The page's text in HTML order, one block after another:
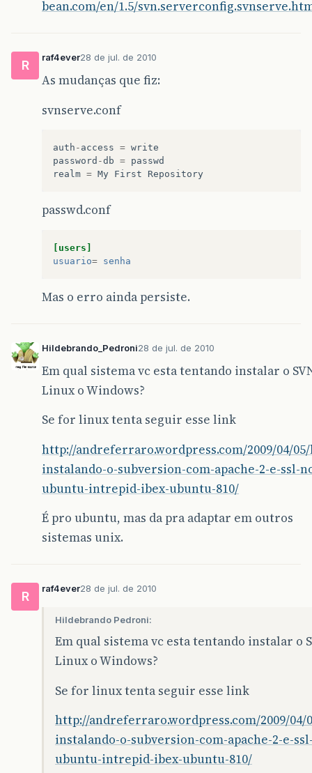
bean.com/en/1.5/
R
raf4ever28 de jul. de 2010
As mudanças que fiz:
svnserve.conf
auth - access = write
password -db = passwd
realm = My First Repository
passwd.conf
[users]
usuario= senha
Mas o erro ainda persiste.
Hildebrando_Pedroni28 de jul. de 2010
Em qual sistema vc esta tentando instalar o
Linux o Windows?
Se for linux tenta seguir esse link
http://andreferraro.wordpress.com/2009/04/
instalando-o-subversion-com-apache-2-e-ssl-
ubuntu-intrepid-ibex-ubuntu-810/
É pro ubuntu, mas da pra adaptar em outros
sistemas unix.
R
raf4ever28 de jul. de 2010
Hildebrando Pedroni:
Em qual sistema vc esta tentando instalar o
Linux o Windows?
Se for linux tenta seguir esse link
http://andreferraro.wordpress.com/2009/04/
instalando-o-subversion-com-apache-2-e-
ubuntu-intrepid-ibex-ubuntu-810/